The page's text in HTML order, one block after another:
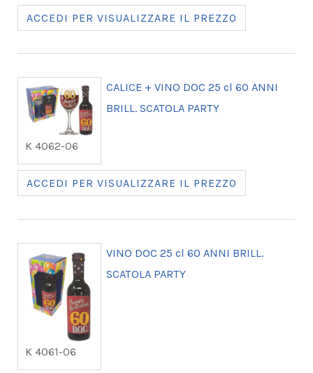
ACCEDI PER VISUALIZZARE IL PREZZO
K 4062-06
CALICE + VINO DOC 25 cl 60 ANNI
BRILL. SCATOLA PARTY
ACCEDI PER VISUALIZZARE IL PREZZO
K 4061-06
VINO DOC 25 cl 60 ANNI BRILL.
SCATOLA PARTY